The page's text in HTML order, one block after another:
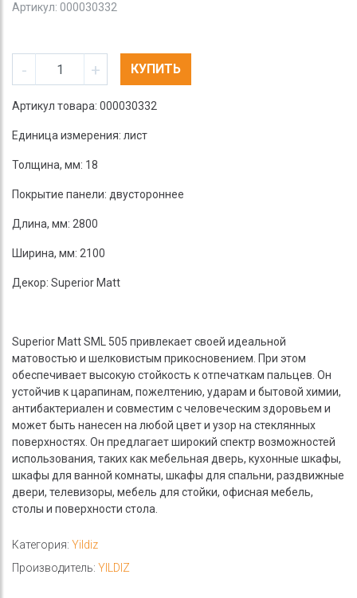
Артикул: 000030332
- + КУПИТЬ
Артикул товара: 000030332
Единица измерения: лист
Толщина, мм: 18
Покрытие панели: двустороннее
Длина, мм: 2800
Ширина, мм: 2100
Декор: Superior Matt
Superior Matt SML 505 привлекает своей идеальной
матовостью и шелковистым прикосновением. При этом
обеспечивает высокую стойкость к отпечаткам пальцев. Он
устойчив к царапинам, пожелтению, ударам и бытовой химии,
антибактериален и совместим с человеческим здоровьем и
может быть нанесен на любой цвет и узор на стеклянных
поверхностях. Он предлагает широкий спектр возможностей
использования, таких как мебельная дверь, кухонные шкафы,
шкафы для ванной комнаты, шкафы для спальни, раздвижные
двери, телевизоры, мебель для стойки, офисная мебель,
столы и поверхности стола.
Категория: Yildiz
Производитель: YILDIZ